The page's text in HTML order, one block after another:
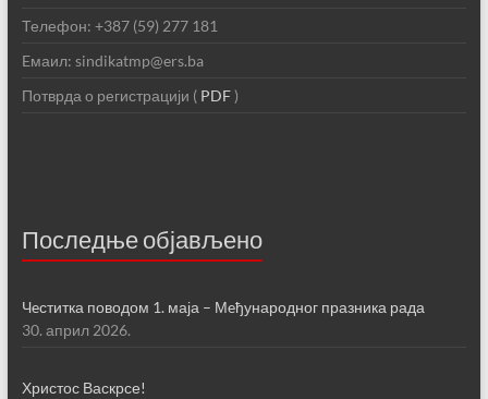
Телефон: +387 (59) 277 181
Eмаил: sindikatmp@ers.ba
Потврда о регистрацији ( PDF)
Последње објављено
Чeститка поводом 1. маја – Мeђународног празника рада
30. април 2026.
Христос Васкрсе!